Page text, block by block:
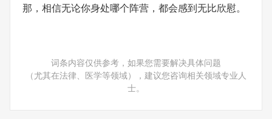
那，相信无论你身处哪个阵营，都会感到无比欣慰。
词条内容仅供参考，如果您需要解决具体问题
（尤其在法律、医学等领域），建议您咨询相关领域专业人
士。